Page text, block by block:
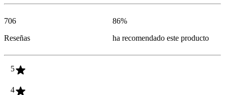
706
Reseñas
86%
ha recomendado este producto
5
4